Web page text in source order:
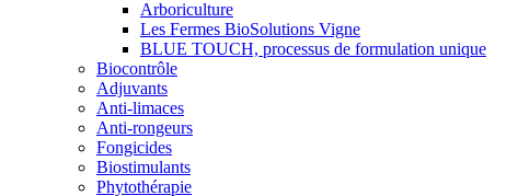
Arboriculture
Les Fermes BioSolutions Vigne
BLUE TOUCH, processus de formulation unique
Biocontrôle
Adjuvants
Anti-limaces
Anti-rongeurs
Fongicides
Biostimulants
Phytothérapie